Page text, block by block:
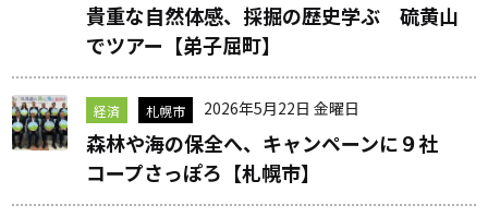
貴重な自然体感、採掘の歴史学ぶ 硫黄山
でツアー【弟子屈町】
経済 札幌市 2026年5月22日 金曜日
森林や海の保全へ、キャンペーンに９社
コープさっぽろ【札幌市】